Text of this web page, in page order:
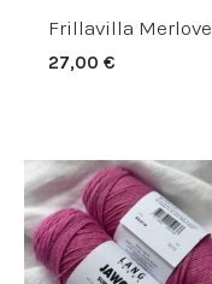
Frillavilla Merlove
27,00€